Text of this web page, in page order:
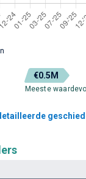
€0.5M
Meeste